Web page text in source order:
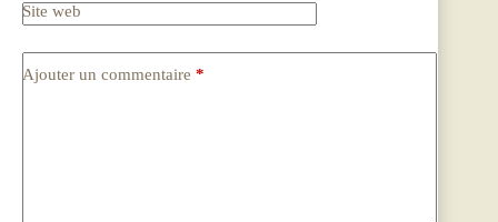
Site web
Ajouter un commentaire *